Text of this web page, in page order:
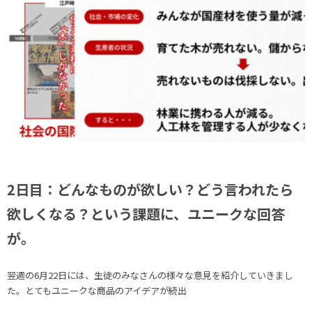
2日目：どんなものが欲しい？どう言われたら
欲しくなる？という課題に、ユニークな回答
が。
翌週の6月22日には、生徒のみなさんの様々な意見を紹介していきまし
た。とてもユニークな商品のアイデアが続出